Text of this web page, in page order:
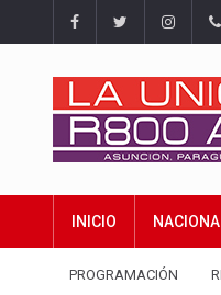
INICIO
PROGRAMACIÓN